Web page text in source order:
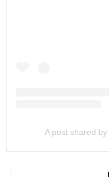
A post shared